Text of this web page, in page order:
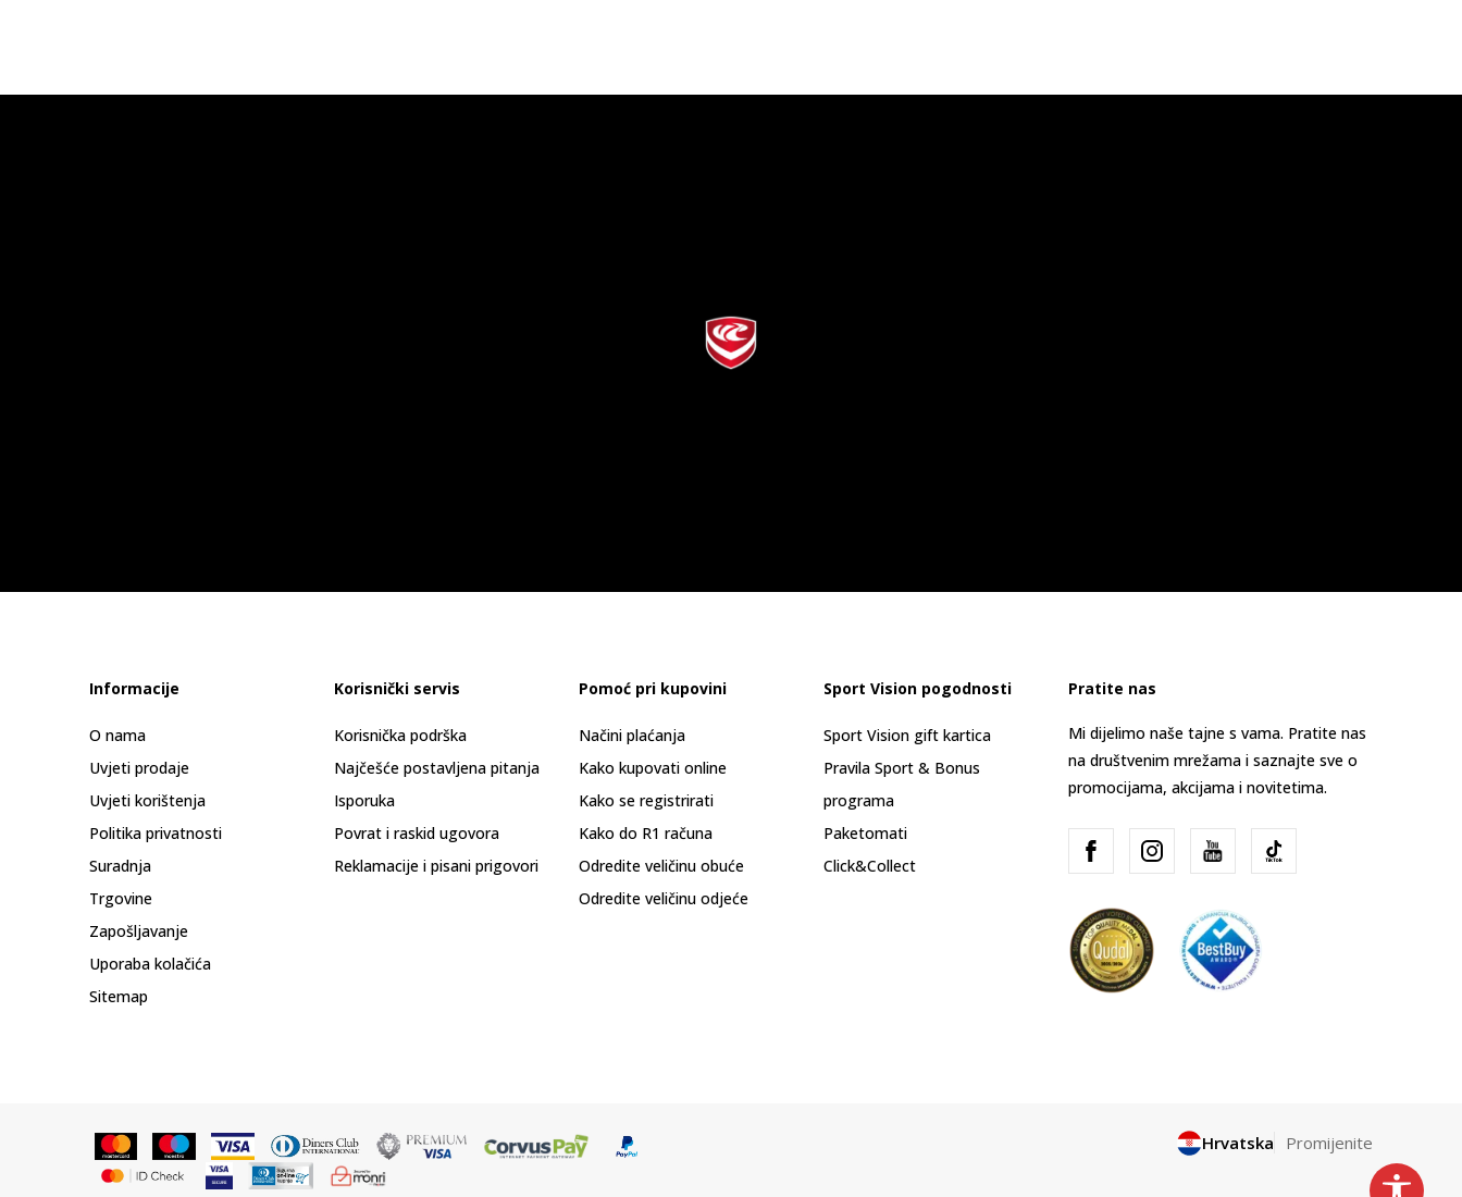
Informacije
O nama
Uvjeti prodaje
Uvjeti korištenja
Politika privatnosti
Suradnja
Trgovine
Zapošljavanje
Uporaba kolačića
Sitemap
Korisnički servis
Korisnička podrška
Najčešće postavljena pitanja
Isporuka
Povrat i raskid ugovora
Reklamacije i pisani prigovori
Pomoć pri kupovini
Načini plaćanja
Kako kupovati online
Kako se registrirati
Kako do R1 računa
Odredite veličinu obuće
Odredite veličinu odjeće
Sport Vision pogodnosti
Sport Vision gift kartica
Pravila Sport & Bonus
programa
Paketomati
Click&Collect
Pratite nas
Mi dijelimo naše tajne s vama. Pratite nas
na društvenim mrežama i saznajte sve o
promocijama, akcijama i novitetima.
Hrvatska Promijenite